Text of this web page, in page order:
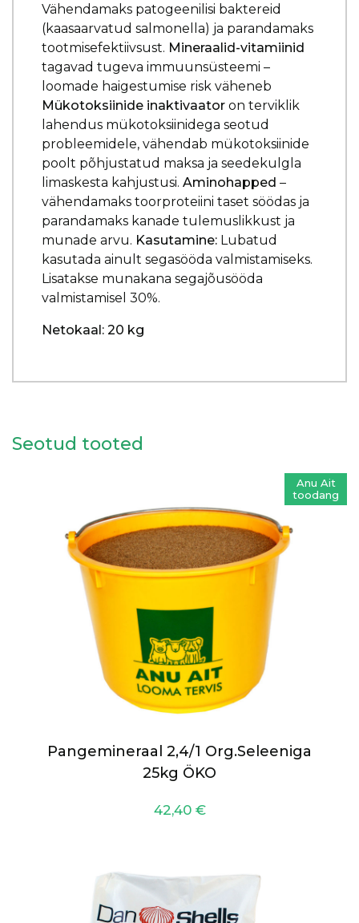
Vähendamaks patogeenilisi baktereid
(kaasaarvatud salmonella) ja parandamaks
tootmisefektiivsust. Mineraalid-vitamiinid
tagavad tugeva immuunsüsteemi –
loomade haigestumise risk väheneb
Mükotoksiinide inaktivaator on terviklik
lahendus mükotoksiinidega seotud
probleemidele, vähendab mükotoksiinide
poolt põhjustatud maksa ja seedekulgla
limaskesta kahjustusi. Aminohapped –
vähendamaks toorproteiini taset söödas ja
parandamaks kanade tulemuslikkust ja
munade arvu. Kasutamine: Lubatud
kasutada ainult segasööda valmistamiseks.
Lisatakse munakana segajõusööda
valmistamisel 30%.
Netokaal: 20 kg
Seotud tooted
Anu Ait
toodang
Pangemineraal 2,4/1 Org.Seleeniga
25kg ÖKO
42,40 €